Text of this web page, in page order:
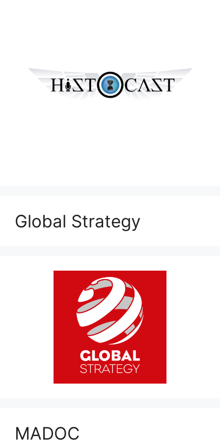
Global Strategy
MADOC